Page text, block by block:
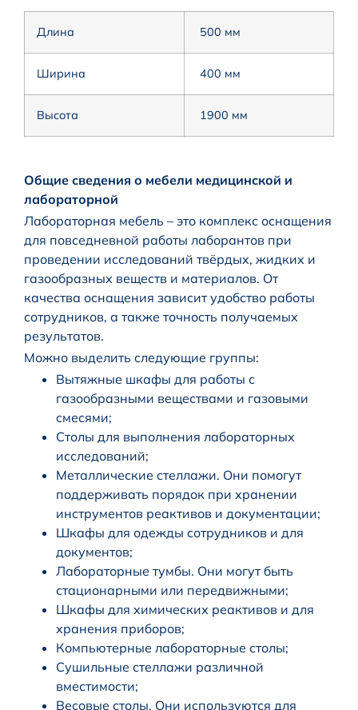
Длина 500 мм
Ширина 400 мм
Высота 1900 мм
Общие сведения о мебели медицинской и
лабораторной
Лабораторная мебель – это комплекс оснащения
для повседневной работы лаборантов при
проведении исследований твёрдых, жидких и
газообразных веществ и материалов. От
качества оснащения зависит удобство работы
сотрудников, а также точность получаемых
результатов.
Можно выделить следующие группы:
Вытяжные шкафы для работы с
газообразными веществами и газовыми
смесями;
Столы для выполнения лабораторных
исследований;
Металлические стеллажи. Они помогут
поддерживать порядок при хранении
инструментов реактивов и документации;
Шкафы для одежды сотрудников и для
документов;
Лабораторные тумбы. Они могут быть
стационарными или передвижными;
Шкафы для химических реактивов и для
хранения приборов;
Компьютерные лабораторные столы;
Сушильные стеллажи различной
вместимости;
Весовые столы. Они используются для